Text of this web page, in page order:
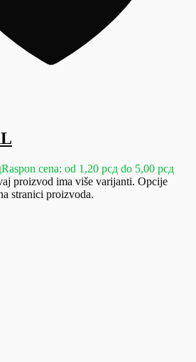
Raspon cena: od 1,20 рсд do 5,00 рсд
proizvod ima više varijanti. Opcije
stranici proizvoda.